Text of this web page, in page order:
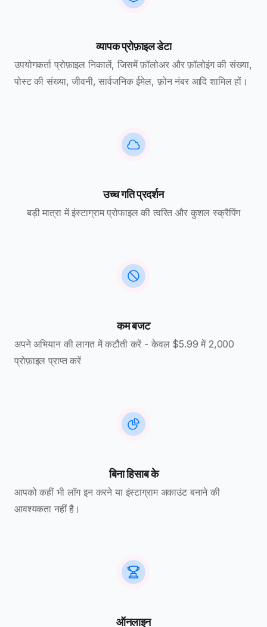
व्यापक प्रोफ़ाइल डेटा
उपयोगकर्ता प्रोफ़ाइल निकालें, जिसमें फ़ॉलोअर और फ़ॉलोइंग की संख्या,
पोस्ट की संख्या, जीवनी, सार्वजनिक ईमेल, फ़ोन नंबर आदि शामिल हों।
उच्च गति प्रदर्शन
बड़ी मात्रा में इंस्टाग्राम प्रोफाइल की त्वरित और कुशल स्क्रैपिंग
कम बजट
अपने अभियान की लागत में कटौती करें - केवल $5.99 में 2,000
प्रोफ़ाइल प्राप्त करें
बिना हिसाब के
आपको कहीं भी लॉग इन करने या इंस्टाग्राम अकाउंट बनाने की
आवश्यकता नहीं है।
ऑनलाइन